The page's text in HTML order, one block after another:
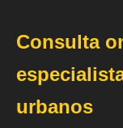
Consulta
urbanos